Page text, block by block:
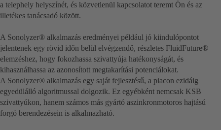
a telephely helyszínét, és közvetlenül kapcsolatot teremt Ön és az
illetékes tanácsadó között.
A Sonolyzer® alkalmazás eredményei például jó kiindulópontot
jelentenek egy rövid időn belül elvégzendő, részletes FluidFuture®
elemzéshez, hogy fokozhassa szivattyúja hatékonyságát, és
kihasználhassa az azonosított megtakarítási potenciálokat.
A Sonolyzer® alkalmazás egy saját fejlesztésű, a piacon ezidáig
egyedülálló algoritmussal dolgozik. Ez egyébként nemcsak KSB
szivattyúkon, hanem számos más gyártó aszinkronmotoros hajtású
forgó berendezésein is alkalmazható.